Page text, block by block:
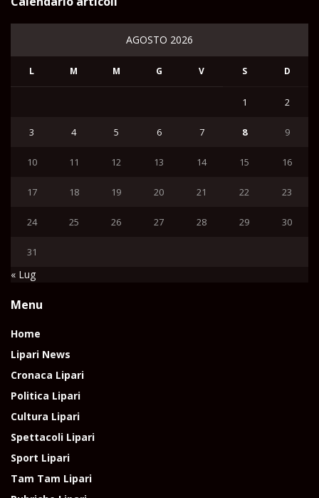
AGOSTO 2026
L M M G V S D
1 2
3 4 5 6 7 8 9
10 11 12 13 14 15 16
17 18 19 20 21 22 23
24 25 26 27 28 29 30
31
« Lug
Menu
Home
Lipari News
Cronaca Lipari
Politica Lipari
Cultura Lipari
Spettacoli Lipari
Sport Lipari
Tam Tam Lipari